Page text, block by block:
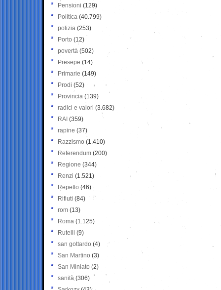
Pensioni (129)
Politica (40.799)
polizia (253)
Porto (12)
povertà (502)
Presepe (14)
Primarie (149)
Prodi (52)
Provincia (139)
radici e valori (3.682)
RAI (359)
rapine (37)
Razzismo (1.410)
Referendum (200)
Regione (344)
Renzi (1.521)
Repetto (46)
Rifiuti (84)
rom (13)
Roma (1.125)
Rutelli (9)
san gottardo (4)
San Martino (3)
San Miniato (2)
sanità (306)